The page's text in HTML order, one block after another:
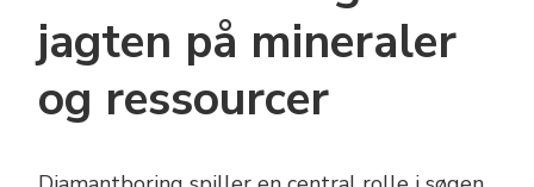
jagten på mineraler
og ressourcer